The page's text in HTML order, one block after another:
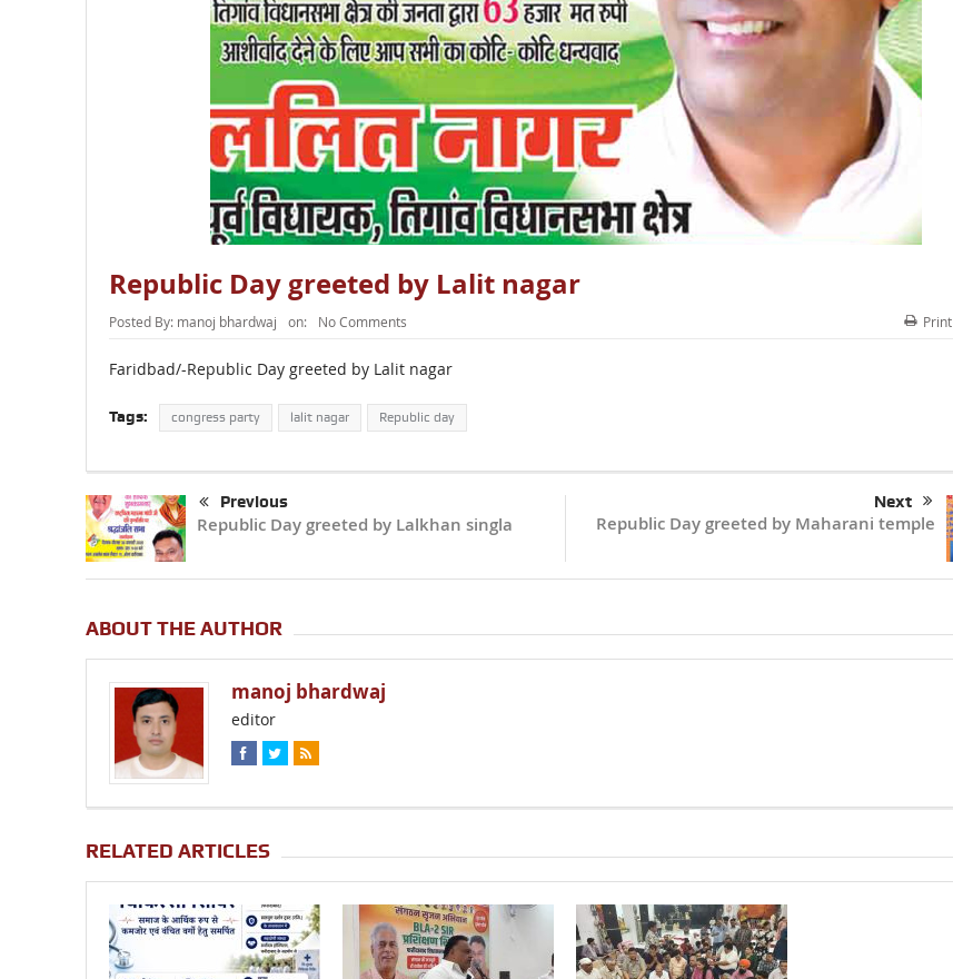
Republic Day greeted by Lalit nagar
Posted By: manoj bhardwaj on: No Comments Print
Faridbad/-Republic Day greeted by Lalit nagar
Tags: congress party lalit nagar Republic day
Previous
Republic Day greeted by Lalkhan singla
Next
Republic Day greeted by Maharani temple
ABOUT THE AUTHOR
manoj bhardwaj
editor
RELATED ARTICLES